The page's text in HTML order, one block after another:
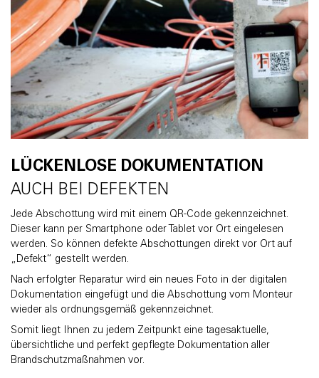
LÜCKENLOSE DOKUMENTATION
AUCH BEI DEFEKTEN
Jede Abschottung wird mit einem QR-Code gekennzeichnet.
Dieser kann per Smartphone oder Tablet vor Ort eingelesen
werden. So können defekte Abschottungen direkt vor Ort auf
„Defekt“ gestellt werden.
Nach erfolgter Reparatur wird ein neues Foto in der digitalen
Dokumentation eingefügt und die Abschottung vom Monteur
wieder als ordnungsgemäß gekennzeichnet.
Somit liegt Ihnen zu jedem Zeitpunkt eine tagesaktuelle,
übersichtliche und perfekt gepflegte Dokumentation aller
Brandschutzmaßnahmen vor.